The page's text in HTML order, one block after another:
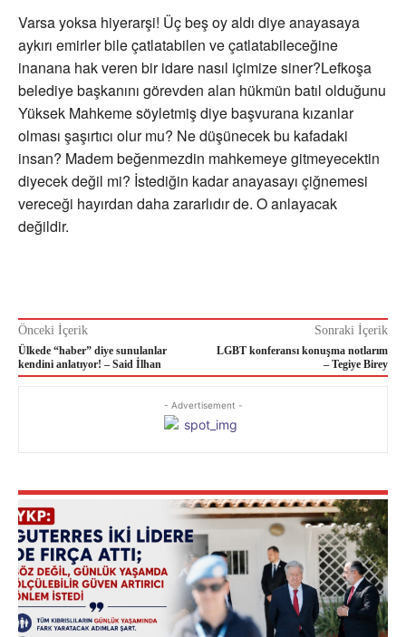
Varsa yoksa hiyerarşi! Üç beş oy aldı diye anayasaya
aykırı emirler bile çatlatabilen ve çatlatabileceğine
inanana hak veren bir idare nasıl içimize siner?Lefkoşa
belediye başkanını görevden alan hükmün batıl olduğunu
Yüksek Mahkeme söyletmiş diye başvurana kızanlar
olması şaşırtıcı olur mu? Ne düşünecek bu kafadaki
insan? Madem beğenmezdin mahkemeye gitmeyecektin
diyecek değil mi? İstediğin kadar anayasayı çiğnemesi
vereceği hayırdan daha zararlıdır de. O anlayacak
değildir.
Önceki İçerik
Ülkede “haber” diye sunulanlar
kendini anlatıyor! – Said İlhan
Sonraki İçerik
LGBT konferansı konuşma notlarım
– Tegiye Birey
- Advertisement -